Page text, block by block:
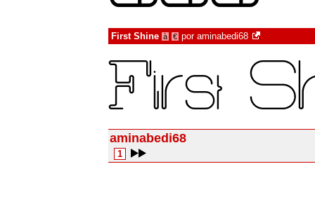
First Shine à € por aminabedi68
aminabedi68
1